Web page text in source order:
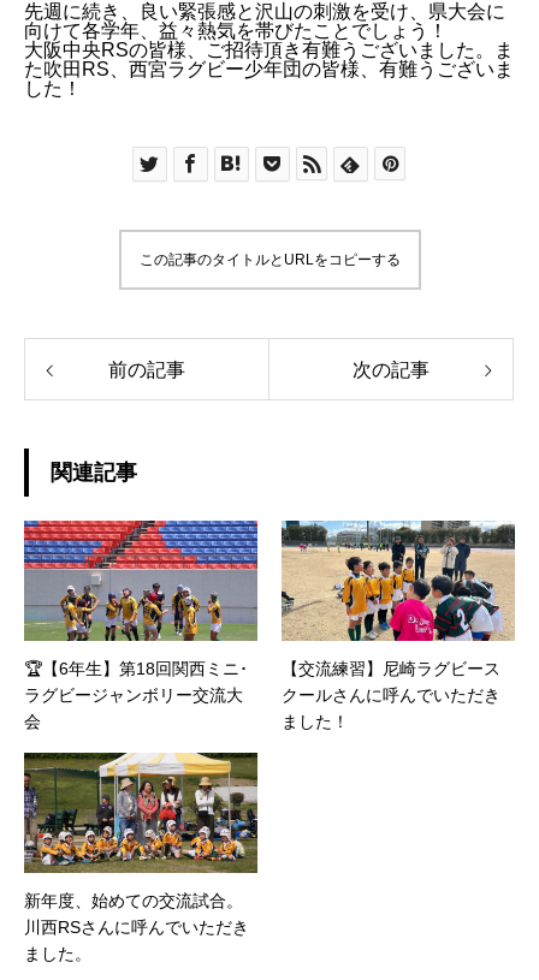
先週に続き、良い緊張感と沢山の刺激を受け、県大会に
向けて各学年、益々熱気を帯びたことでしょう！
大阪中央RSの皆様、ご招待頂き有難うございました。ま
た吹田RS、西宮ラグビー少年団の皆様、有難うございま
した！
この記事のタイトルとURLをコピーする
前の記事 次の記事
関連記事
🏆【6年生】第18回関西ミニ･
ラグビージャンボリー交流大
会
【交流練習】尼崎ラグビース
クールさんに呼んでいただき
ました！
新年度、始めての交流試合。
川西RSさんに呼んでいただき
ました。